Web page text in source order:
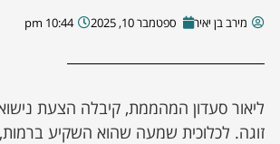
מירב בן יאיר ספטמבר 10, 2025 10:44 pm
ליאור סעדון המהממת, קיבלה הצעת
זוגה. לכלוכית שמעה שהוא השקיע